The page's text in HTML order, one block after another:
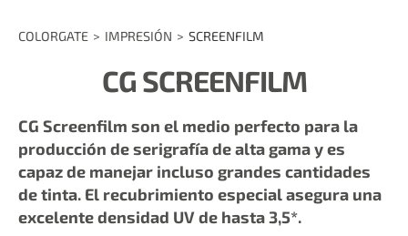
COLORGATE IMPRESIÓN SCREENFILM
CG SCREENFILM
CG Screenfilm son el medio perfecto para la
producción de serigrafía de alta gama y es
capaz de manejar incluso grandes cantidades
de tinta. El recubrimiento especial asegura una
excelente densidad UV de hasta 3,5*.